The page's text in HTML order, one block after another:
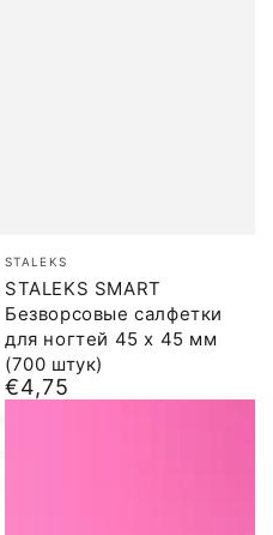
Бренд:
STALEKS
STALEKS SMART
Безворсовые салфетки
для ногтей 45 x 45 мм
(700 штук)
Обычная
€4,75